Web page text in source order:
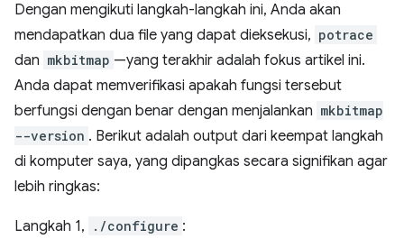
Dengan mengikuti langkah-langkah ini, Anda akan
mendapatkan dua file yang dapat dieksekusi, potrace
dan mkbitmap —yang terakhir adalah fokus artikel ini.
Anda dapat memverifikasi apakah fungsi tersebut
berfungsi dengan benar dengan menjalankan mkbitmap
--version . Berikut adalah output dari keempat langkah
di komputer saya, yang dipangkas secara signifikan agar
lebih ringkas:
Langkah 1, ./configure :